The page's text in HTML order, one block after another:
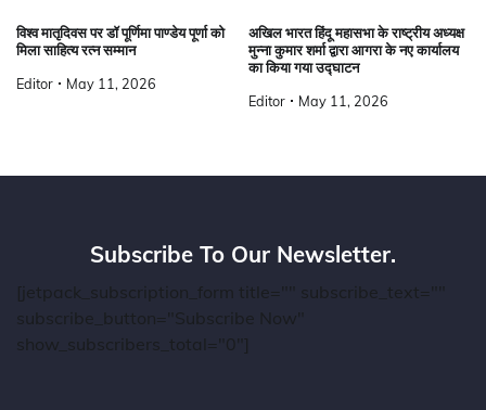
विश्व मातृदिवस पर डॉ पूर्णिमा पाण्डेय पूर्णा को
मिला साहित्य रत्न सम्मान
Editor May 11, 2026
अखिल भारत हिंदू महासभा के राष्ट्रीय अध्यक्ष
मुन्ना कुमार शर्मा द्वारा आगरा के नए कार्यालय
का किया गया उद्घाटन
Editor May 11, 2026
Subscribe To Our Newsletter.
[jetpack_subscription_form title="" subscribe_text=""
subscribe_button="Subscribe Now"
show_subscribers_total="0"]